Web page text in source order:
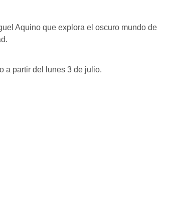
Aquino que explora el oscuro mundo de
a partir del lunes 3 de julio.